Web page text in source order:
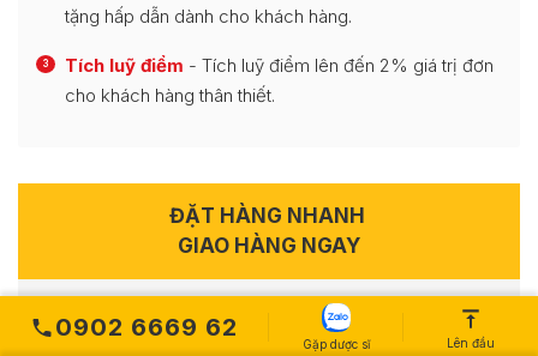
tặng hấp dẫn dành cho khách hàng.
3 Tích luỹ điểm - Tích luỹ điểm lên đến 2% giá trị đơn
cho khách hàng thân thiết.
ĐẶT HÀNG NHANH
GIAO HÀNG NGAY
Welkids K2+D3 Dung Dịch Hỗ Trợ
Bổ Sung D3, K2, Hỗ Trợ Hấp Thu
0902 6669 62
Gặp dược sĩ Lên đầu